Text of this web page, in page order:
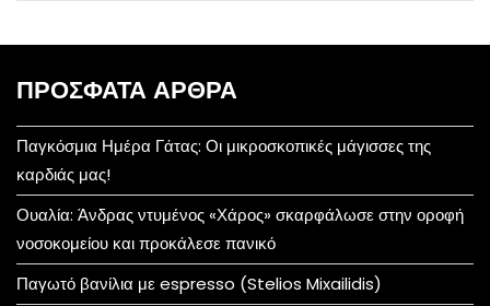
ΠΡΌΣΦΑΤΑ ΆΡΘΡΑ
Παγκόσμια Ημέρα Γάτας: Οι μικροσκοπικές μάγισσες της
καρδιάς μας!
Ουαλία: Άνδρας ντυμένος «Χάρος» σκαρφάλωσε στην οροφή
νοσοκομείου και προκάλεσε πανικό
Παγωτό βανίλια με espresso (Stelios Mixailidis)